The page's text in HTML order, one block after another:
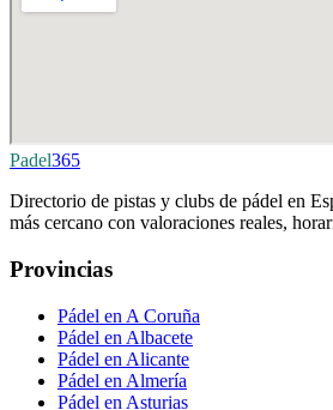
Padel365
Directorio de pistas y clubs de pádel en
más cercano con valoraciones reales,
Provincias
Pádel en A Coruña
Pádel en Albacete
Pádel en Alicante
Pádel en Almería
Pádel en Asturias